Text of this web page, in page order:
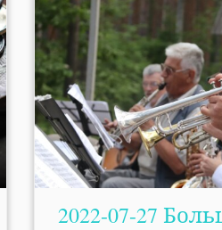
2022-07-27